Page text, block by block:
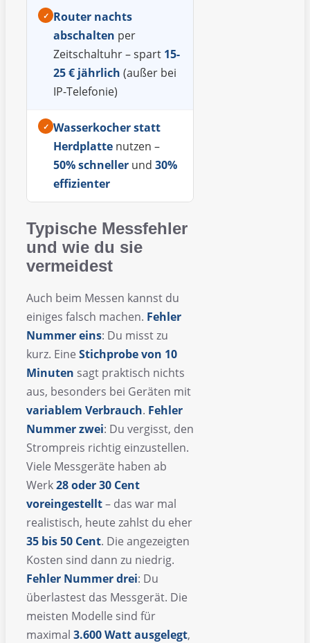
✓ Router nachts
abschalten per
Zeitschaltuhr – spart 15-
25 € jährlich (außer bei
IP-Telefonie)
✓ Wasserkocher statt
Herdplatte nutzen –
50% schneller und 30%
effizienter
Typische Messfehler
und wie du sie
vermeidest
Auch beim Messen kannst du
einiges falsch machen. Fehler
Nummer eins: Du misst zu
kurz. Eine Stichprobe von 10
Minuten sagt praktisch nichts
aus, besonders bei Geräten mit
variablem Verbrauch. Fehler
Nummer zwei: Du vergisst, den
Strompreis richtig einzustellen.
Viele Messgeräte haben ab
Werk28 oder 30 Cent
voreingestellt– das war mal
realistisch, heute zahlst du eher
35 bis 50 Cent. Die angezeigten
Kosten sind dann zu niedrig.
Fehler Nummer drei: Du
überlastest das Messgerät. Die
meisten Modelle sind für
maximal 3.600 Watt ausgelegt,